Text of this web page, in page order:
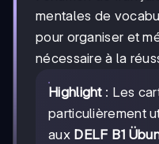
mentales de
pour organiser et
nécessaire à la
Highlight: Les
particulièrement
aux DELF B1